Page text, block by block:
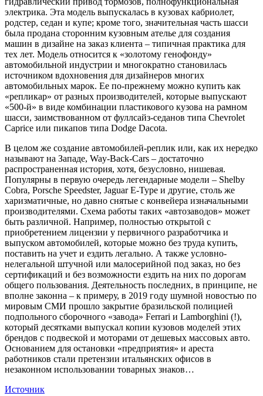
электрика. Эта модель выпускалась в кузовах кабриолет,
родстер, седан и купе; кроме того, значительная часть шасси
была продана сторонним кузовным ателье для создания
машин в дизайне на заказ клиента – типичная практика для
тех лет. Модель относится к «золотому генофонду»
автомобильной индустрии и многократно становилась
источником вдохновения для дизайнеров многих
автомобильных марок. Ее по-прежнему можно купить как
«репликар» от разных производителей, которые выпускают
«500-й» в виде комбинации пластикового кузова на рамном
шасси, заимствованном от фуллсайз-седанов типа Chevrolet
Caprice или пикапов типа Dodge Dacota.
В целом же создание автомобилей-реплик или, как их нередко
называют на Западе, Way-Back-Cars – достаточно
распространенная история, хотя, безусловно, нишевая.
Популярны в первую очередь легендарные модели – Shelby
Cobra, Porsche Speedster, Jaguar E-Type и другие, столь же
харизматичные, но давно снятые с конвейера изначальными
производителями. Схема работы таких «автозаводов» может
быть различной. Например, полностью открытой с
приобретением лицензии у первичного разработчика и
выпуском автомобилей, которые можно без труда купить,
поставить на учет и ездить легально. А также условно-
нелегальной штучной или малосерийной под заказ, но без
сертификаций и без возможности ездить на них по дорогам
общего пользования. Деятельность последних, в принципе, не
вполне законна – к примеру, в 2019 году шумной новостью по
мировым СМИ прошло закрытие бразильской полицией
подпольного сборочного «завода» Ferrari и Lamborghini (!),
который десятками выпускал копии кузовов моделей этих
брендов с подвеской и моторами от дешевых массовых авто.
Основанием для остановки «предприятия» и ареста
работников стали претензии итальянских офисов в
незаконном использовании товарных знаков…
Источник